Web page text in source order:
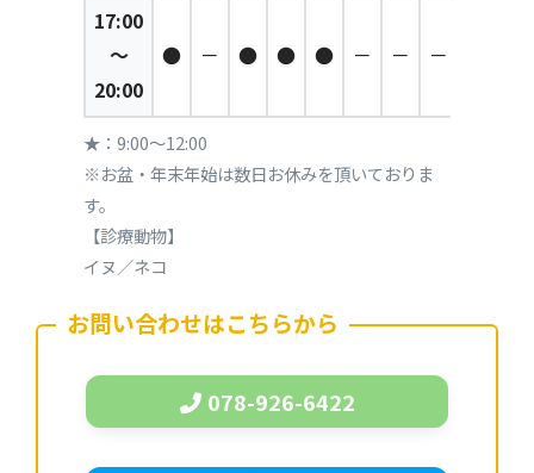
17:00
～
20:00
● － ● ● ● － － －
★：9:00～12:00
※お盆・年末年始は数日お休みを頂いておりま
す。
【診療動物】
イヌ／ネコ
お問い合わせはこちらから
078-926-6422